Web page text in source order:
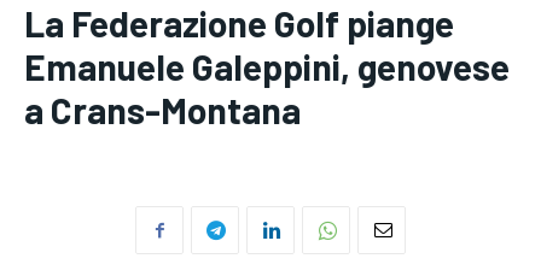
La Federazione Golf piange
Emanuele Galeppini, genovese
a Crans-Montana